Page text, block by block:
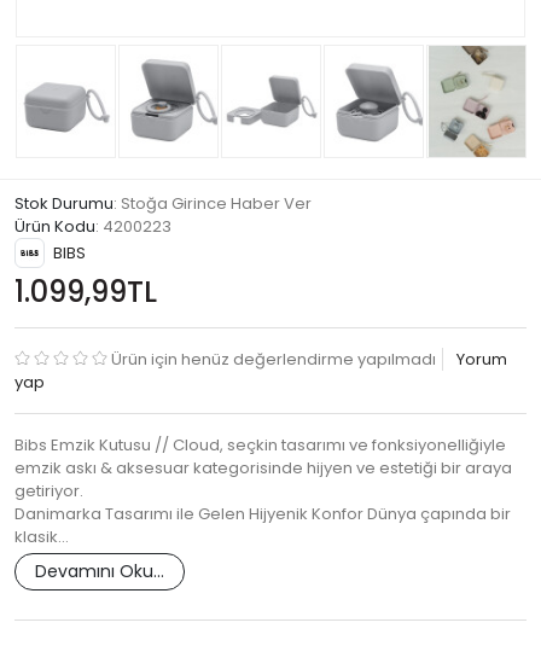
Stok Durumu: Stoğa Girince Haber Ver
Ürün Kodu: 4200223
BIBS
1.099,99TL
Ürün için henüz değerlendirme yapılmadı
Yorum
yap
Bibs Emzik Kutusu // Cloud, seçkin tasarımı ve fonksiyonelliğiyle
emzik askı & aksesuar kategorisinde hijyen ve estetiği bir araya
getiriyor.
Danimarka Tasarımı ile Gelen Hijyenik Konfor Dünya çapında bir
klasik…
Devamını Oku...